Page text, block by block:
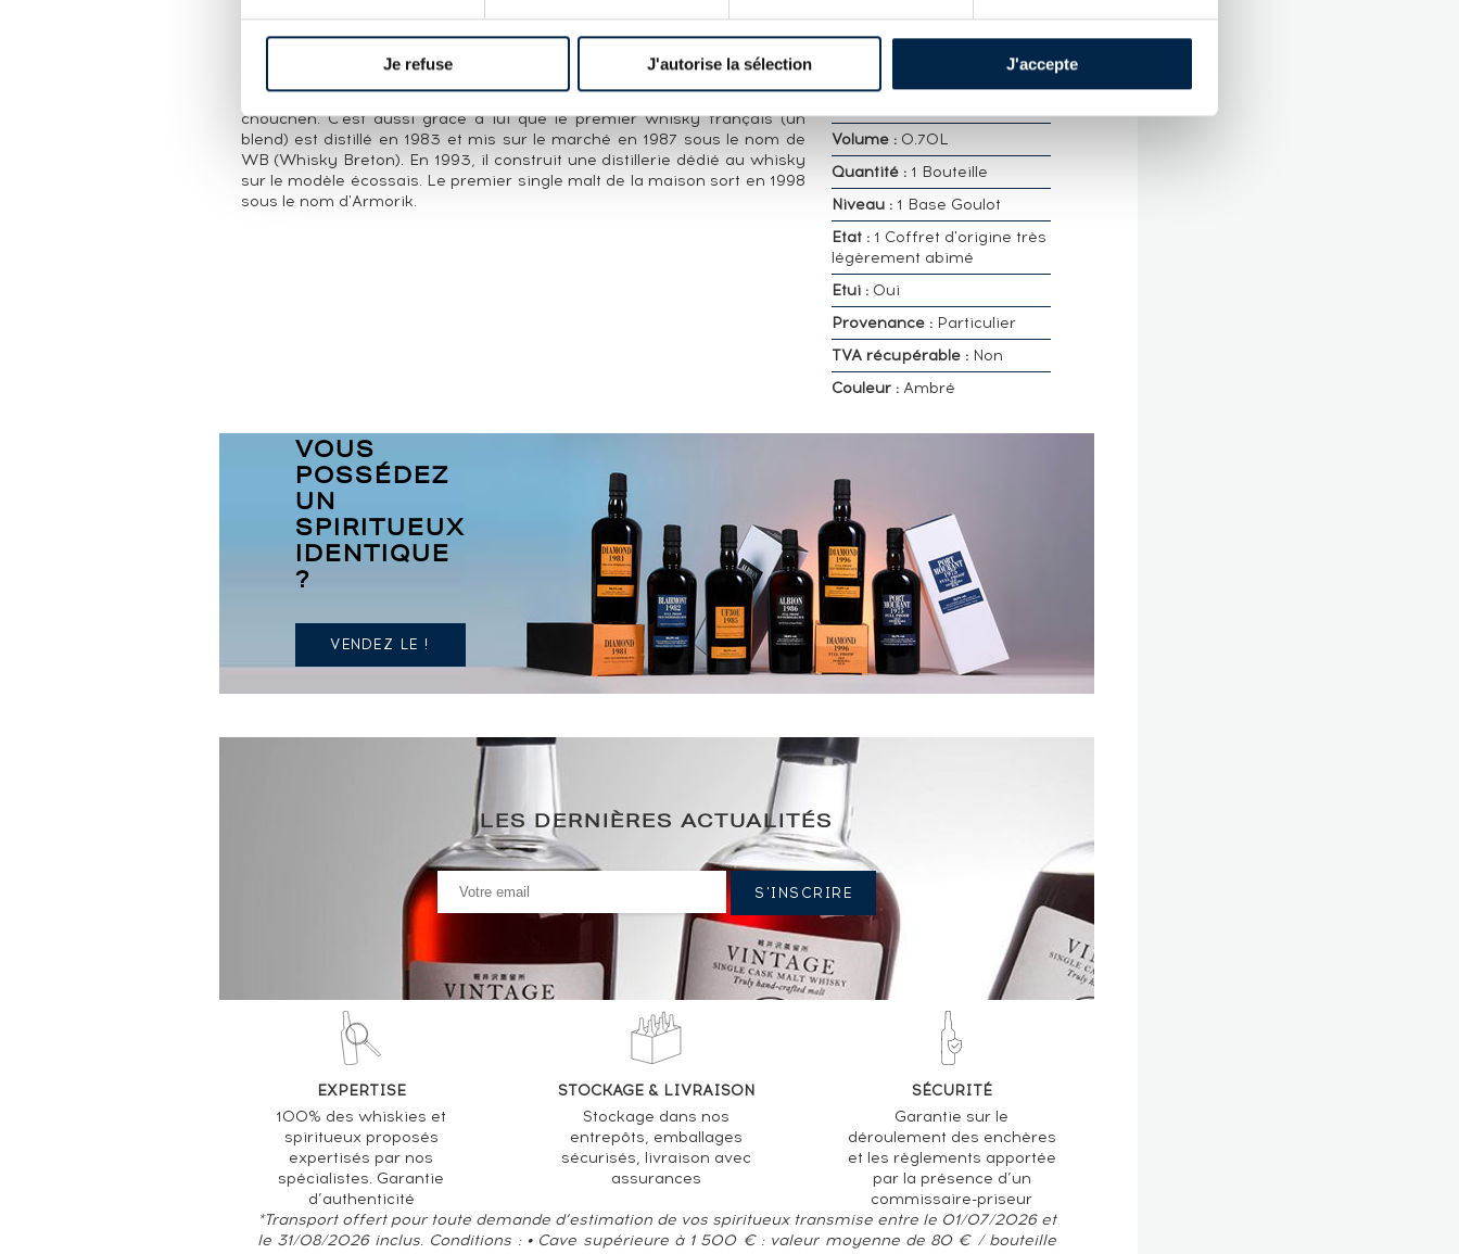
Je refuse J'autorise la sélection J'accepte
La distillerie Warenghem est fondée en 1900 à Lannion par Léon
Warenghem. Elle produit alors l'Elix d'Armorique, une liqueur de plantes.
A partir de 1919, Henri Warenghem succède à son père et élargie la
Leizour qui oriente sa production vers des produits régionaux comme le
chouchen. C'est aussi grâce à lui que le premier whisky français (un
blend) est distillé en 1983 et mis sur le marché en 1987 sous le nom de
WB (Whisky Breton). En 1993, il construit une distillerie dédié au whisky
sur le modèle écossais. Le premier single malt de la maison sort en 1998
sous le nom d'Armorik.
Appellation :Single Malt
Whisky
France Bretagne
Volume : 0.70L
Quantité : 1 Bouteille
Niveau : 1 Base Goulot
Etat : 1 Coffret d'origine très
légèrement abimé
Etui : Oui
Provenance : Particulier
TVA récupérable : Non
Couleur : Ambré
VOUS
POSSÉDEZ
UN
SPIRITUEUX
IDENTIQUE
?
VENDEZ LE !
LES DERNIÈRES ACTUALITÉS
EXPERTISE
100% des whiskies et
spiritueux proposés
expertisés par nos
spécialistes. Garantie
d’authenticité
STOCKAGE & LIVRAISON
Stockage dans nos
entrepôts, emballages
sécurisés, livraison avec
assurances
SÉCURITÉ
Garantie sur le
déroulement des enchères
et les règlements apportée
par la présence d’un
commissaire-priseur
*Transport offert pour toute demande d’estimation de vos spiritueux transmise entre le 01/07/2026 et
le 31/08/2026 inclus. Conditions : • Cave supérieure à 1 500 € : valeur moyenne de 80 € / bouteille